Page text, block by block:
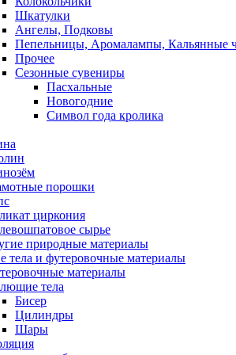
Шкатулки
Ангелы, Подковы
Пепельницы, Аромалампы, Кальянные
Прочее
Сезонные сувениры
Пасхальные
Новогодние
Символ года кролика
порошки
циркония
сырье
природные материалы
и футеровочные материалы
материалы
тела
Бисер
Цилиндры
Шары